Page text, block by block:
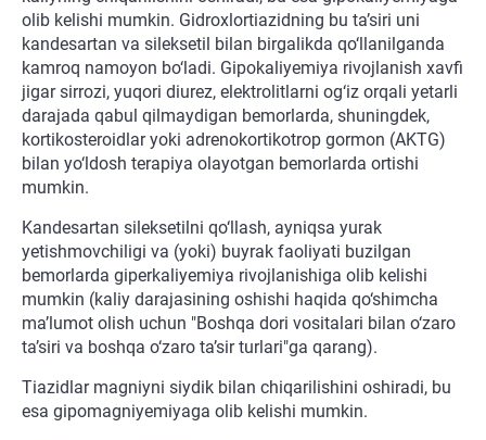
olib kelishi mumkin. Gidroxlortiazidning bu ta’siri uni
kandesartan va sileksetil bilan birgalikda qo‘llanilganda
kamroq namoyon bo‘ladi. Gipokaliyemiya rivojlanish xavfi
jigar sirrozi, yuqori diurez, elektrolitlarni og‘iz orqali yetarli
darajada qabul qilmaydigan bemorlarda, shuningdek,
kortikosteroidlar yoki adrenokortikotrop gormon (AKTG)
bilan yo‘ldosh terapiya olayotgan bemorlarda ortishi
mumkin.
Kandesartan sileksetilni qo‘llash, ayniqsa yurak
yetishmovchiligi va (yoki) buyrak faoliyati buzilgan
bemorlarda giperkaliyemiya rivojlanishiga olib kelishi
mumkin (kaliy darajasining oshishi haqida qo‘shimcha
ma’lumot olish uchun "Boshqa dori vositalari bilan o‘zaro
ta’siri va boshqa o‘zaro ta’sir turlari"ga qarang).
Tiazidlar magniyni siydik bilan chiqarilishini oshiradi, bu
esa gipomagniyemiyaga olib kelishi mumkin.